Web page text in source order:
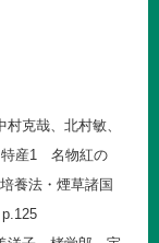
克哉、北村敏、
産1 名物紅の
養法・煙草諸国